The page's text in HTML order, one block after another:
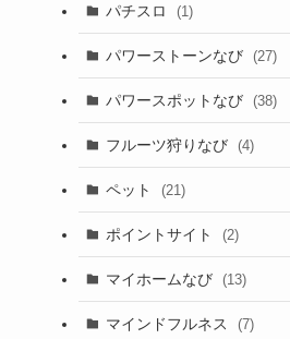
パチスロ (1)
パワーストーンなび (27)
パワースポットなび (38)
フルーツ狩りなび (4)
ペット (21)
ポイントサイト (2)
マイホームなび (13)
マインドフルネス (7)